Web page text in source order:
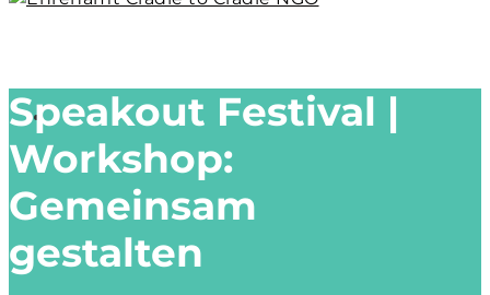
Speakout Festival |
Workshop:
Gemeinsam
gestalten